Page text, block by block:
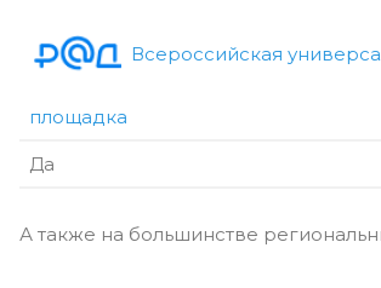
Всероссийская
площадка
Да
А также на большинстве